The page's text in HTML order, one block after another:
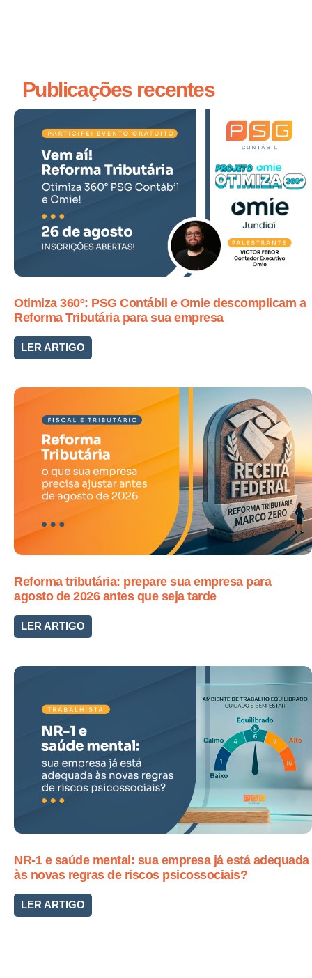
Publicações recentes
Otimiza 360º: PSG Contábil e Omie descomplicam a
Reforma Tributária para sua empresa
LER ARTIGO
Reforma tributária: prepare sua empresa para
agosto de 2026 antes que seja tarde
LER ARTIGO
NR-1 e saúde mental: sua empresa já está adequada
às novas regras de riscos psicossociais?
LER ARTIGO